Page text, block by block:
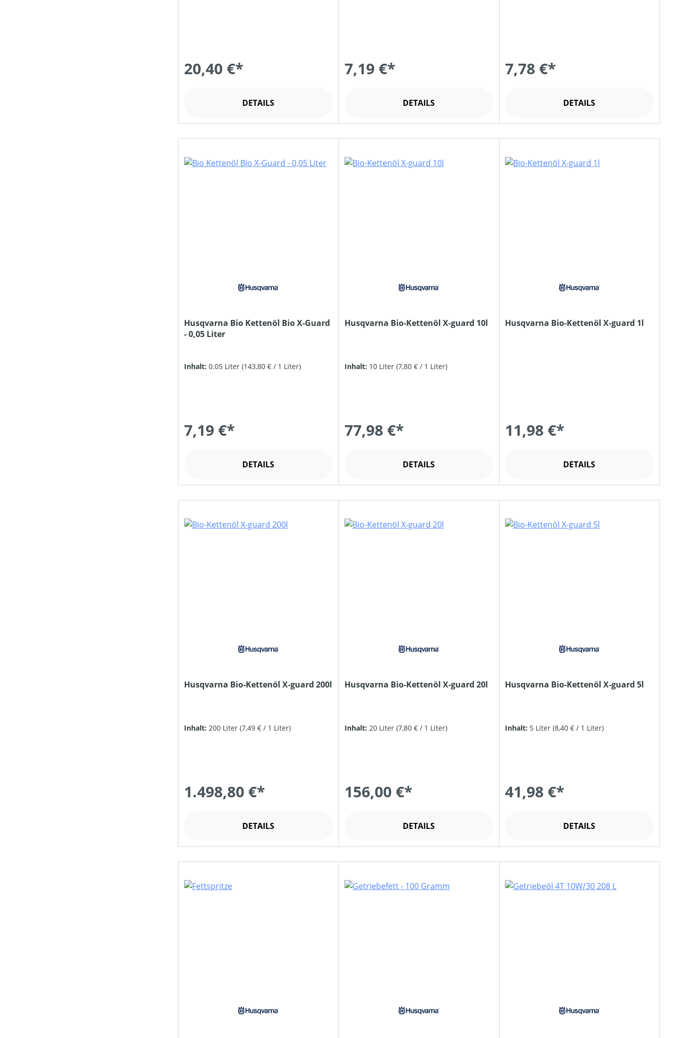
20,40 €*
DETAILS
7,19 €*
DETAILS
7,78 €*
DETAILS
Husqvarna Bio Kettenöl Bio X-Guard
- 0,05 Liter
Inhalt: 0.05 Liter (143,80 € / 1 Liter)
7,19 €*
DETAILS
Husqvarna Bio-Kettenöl X-guard 10l
Inhalt: 10 Liter (7,80 € / 1 Liter)
77,98 €*
DETAILS
Husqvarna Bio-Kettenöl X-guard 1l
11,98 €*
DETAILS
Husqvarna Bio-Kettenöl X-guard 200l
Inhalt: 200 Liter (7,49 € / 1 Liter)
1.498,80 €*
DETAILS
Husqvarna Bio-Kettenöl X-guard 20l
Inhalt: 20 Liter (7,80 € / 1 Liter)
156,00 €*
DETAILS
Husqvarna Bio-Kettenöl X-guard 5l
Inhalt: 5 Liter (8,40 € / 1 Liter)
41,98 €*
DETAILS